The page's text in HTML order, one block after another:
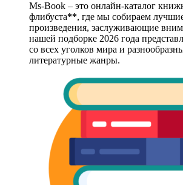
Ms-Book – это онлайн-каталог
флибуста**, где мы собираем
произведения, заслуживающие
нашей подборке 2026 года
со всех уголков мира и
литературные жанры.